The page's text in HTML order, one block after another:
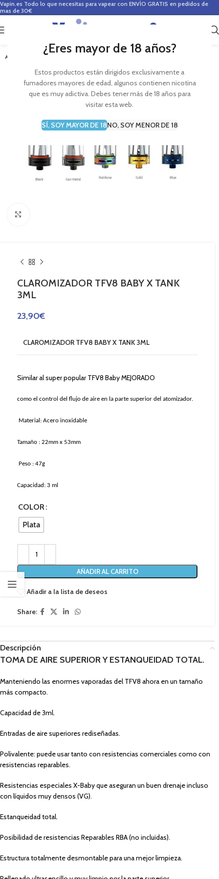
¿Eres mayor de 18 años?
Estos productos están dirigidos exclusivamente a
fumadores mayores de edad, algunos contienen nicotina
que es muy adictiva. Debes tener más de 18 años para
visitar esta web.
SÍ, SOY MAYOR DE 18NO, SOY MENOR DE 18
Vapin.es Todo lo que necesitas para vapear con ENVÍO GRATIS en pedidos de
mas de 30€
0
AGOTADO
CLAROMIZADOR TFV8 BABY X TANK
3ML
23,90€
CLAROMIZADOR TFV8 BABY X TANK 3ML
Similar al super popularTFV8 Baby MEJORADO
como el control del flujo de aire en la parte superior del atomizador.
Material : Acero inoxidable
Tamaño : 22mm x 53mm
Peso : 47g
Capacidad: 3 ml
COLOR
Plata
AÑADIR AL CARRITO
Añadir a la lista de deseos
Share:
Descripción
TOMA DE AIRE SUPERIOR Y ESTANQUEIDAD TOTAL.
Manteniendo las enormes vaporadas del TFV8 ahora en un tamaño
más compacto.
Capacidad de 3ml.
Entradas de aire superiores rediseñadas.
Polivalente: puede usar tanto con resistencias comerciales como con
resistencias reparables.
Resistencias especiales X-Babyque aseguran un buen drenaje incluso
con líquidos muy densos (VG).
Estanqueidad total.
Posibilidad de resistencias Reparables RBA (no incluidas).
Estructura totalmente desmontable para una mejor limpieza.